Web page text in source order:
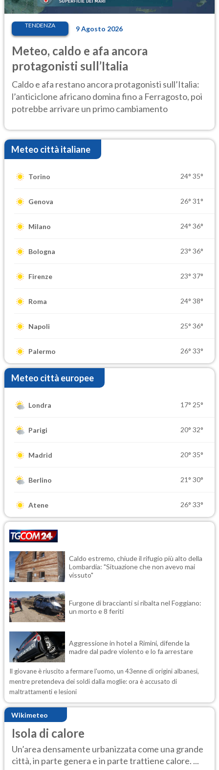
TENDENZA 9 Agosto 2026
Meteo, caldo e afa ancora
protagonisti sull’Italia
Caldo e afa restano ancora protagonisti sull’Italia:
l’anticiclone africano domina fino a Ferragosto, poi
potrebbe arrivare un primo cambiamento
Meteo città italiane
Torino 24° 35°
Genova 26° 31°
Milano 24° 36°
Bologna 23° 36°
Firenze 23° 37°
Roma 24° 38°
Napoli 25° 36°
Palermo 26° 33°
Meteo città europee
Londra 17° 25°
Parigi 20° 32°
Madrid 20° 35°
Berlino 21° 30°
Atene 26° 33°
Caldo estremo, chiude il rifugio più alto della
Lombardia: "Situazione che non avevo mai
vissuto"
Furgone di braccianti si ribalta nel Foggiano:
un morto e 8 feriti
Aggressione in hotel a Rimini, difende la
madre dal padre violento e lo fa arrestare
Il giovane è riuscito a fermare l'uomo, un 43enne di origini albanesi,
mentre pretendeva dei soldi dalla moglie: ora è accusato di
maltrattamenti e lesioni
Wikimeteo
Isola di calore
Un’area densamente urbanizzata come una grande
città, in parte genera e in parte trattiene calore. ...